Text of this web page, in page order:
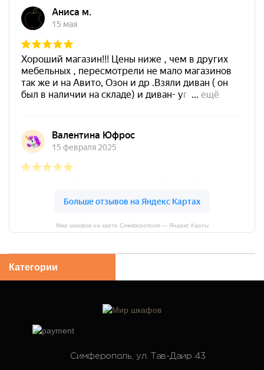
Категории
Мир шкафов на карте Симферополя — Яндекс Карты
Симферополь, ул. Тав-Даир 43